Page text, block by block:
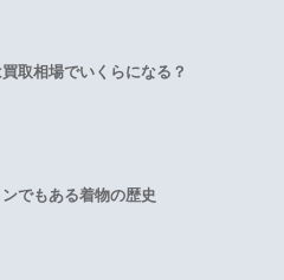
取相場でいくらになる？
でもある着物の歴史